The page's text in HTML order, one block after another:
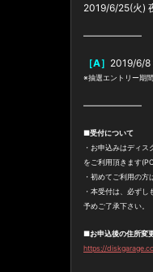
2019/6/25(火)
——————
［A］ 2019/6/8
※抽選エントリー期
——————
■受付について
・お申込みはディ
をご利用頂きます
・初めてご利用の方
・本受付は、必ず
予めご了承下さい。
■お申込後の住所変
https://